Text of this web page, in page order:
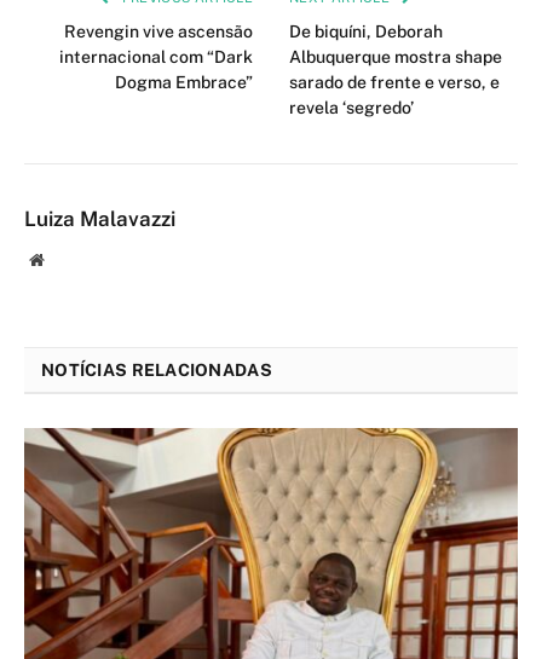
Revengin vive ascensão
internacional com “Dark
Dogma Embrace”
De biquíni, Deborah
Albuquerque mostra shape
sarado de frente e verso, e
revela ‘segredo’
Luiza Malavazzi
Website
NOTÍCIAS RELACIONADAS